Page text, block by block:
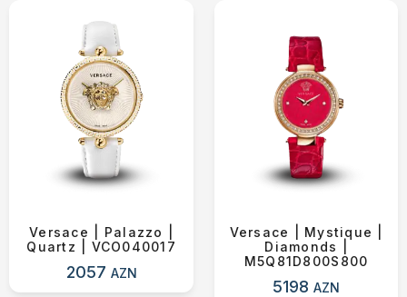
Versace | Palazzo |
Quartz | VCO040017
2057 AZN
Versace | Mystique |
Diamonds |
M5Q81D800S800
5198AZN